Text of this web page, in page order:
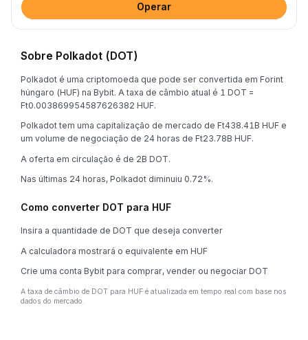
Operar
Sobre Polkadot (DOT)
Polkadot é uma criptomoeda que pode ser convertida em Forint
húngaro (HUF) na Bybit. A taxa de câmbio atual é 1 DOT =
Ft0.003869954587626382 HUF.
Polkadot tem uma capitalização de mercado de Ft438.41B HUF e
um volume de negociação de 24 horas de Ft23.78B HUF.
A oferta em circulação é de 2B DOT.
Nas últimas 24 horas, Polkadot diminuiu 0.72%.
Como converter DOT para HUF
Insira a quantidade de DOT que deseja converter
A calculadora mostrará o equivalente em HUF
Crie uma conta Bybit para comprar, vender ou negociar DOT
A taxa de câmbio de DOT para HUF é atualizada em tempo real com base nos
dados do mercado.